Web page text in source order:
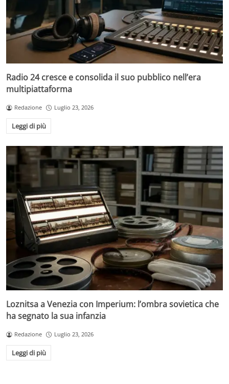
Radio 24 cresce e consolida il suo pubblico nell’era
multipiattaforma
Redazione Luglio 23, 2026
Leggi di più
Loznitsa a Venezia con Imperium: l’ombra sovietica che
ha segnato la sua infanzia
Redazione Luglio 23, 2026
Leggi di più